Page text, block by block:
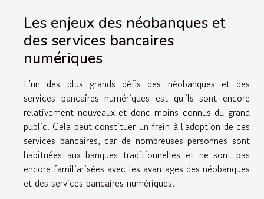
Les enjeux des néobanques et
des services bancaires
numériques
L'un des plus grands défis des néobanques et des
services bancaires numériques est qu'ils sont encore
relativement nouveaux et donc moins connus du grand
public. Cela peut constituer un frein à l'adoption de ces
services bancaires, car de nombreuses personnes sont
habituées aux banques traditionnelles et ne sont pas
encore familiarisées avec les avantages des néobanques
et des services bancaires numériques.